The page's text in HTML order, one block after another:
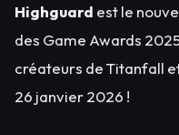
Highguard est le
des Game Awards
créateurs de Titanfall
26 janvier 2026 !